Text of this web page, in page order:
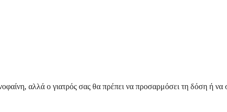
αλλά ο γιατρός σας θα πρέπει να προσαρμόσει τη δόση ή